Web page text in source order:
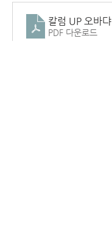
칼럼 UP 오바댜
PDF 다운로드